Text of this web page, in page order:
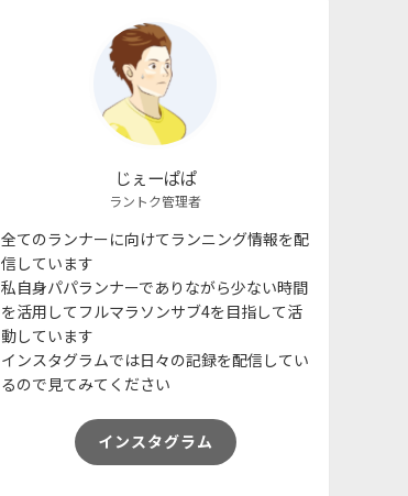
じぇーぱぱ
ラントク管理者
全てのランナーに向けてランニング情報を配
信しています
私自身パパランナーでありながら少ない時間
を活用してフルマラソンサブ4を目指して活
動しています
インスタグラムでは日々の記録を配信してい
るので見てみてください
インスタグラム